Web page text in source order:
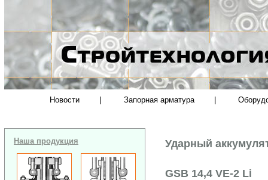
Новости Запорная арматура
Наша продукция Ударный
GSB 14,4 VE-2 Li